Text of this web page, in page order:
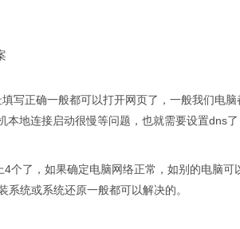
写正确一般都可以打开网页了，一般我们电
本地连接启动很慢等问题，也就需要设置dns
个了，如果确定电脑网络正常，如别的电脑
系统或系统还原一般都可以解决的。